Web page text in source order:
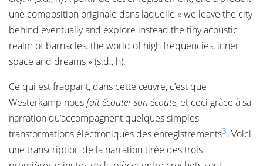
une composition originale dans laquelle « we leave the city
behind eventually and explore instead the tiny acoustic
realm of barnacles, the world of high frequencies, inner
space and dreams » (s.d., h).
Ce qui est frappant, dans cette œuvre, c’est que
Westerkamp nous fait écouter son écoute, et ceci grâce à sa
narration qu’accompagnent quelques simples
transformations électroniques des enregistrements3. Voici
une transcription de la narration tirée des trois